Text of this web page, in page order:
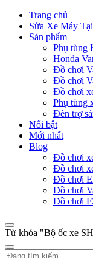
Trang chủ
Sửa Xe Máy
Sản phẩm
Phụ tùng
Honda
Đồ chơi
Đồ chơi
Đồ chơi
Phụ tùng
Đèn trợ
Nổi bật
Mới nhất
Blog
Đồ chơi
Đồ chơi
Đồ chơi
Đồ chơi
Đồ chơi
Từ khóa "Bộ ốc xe